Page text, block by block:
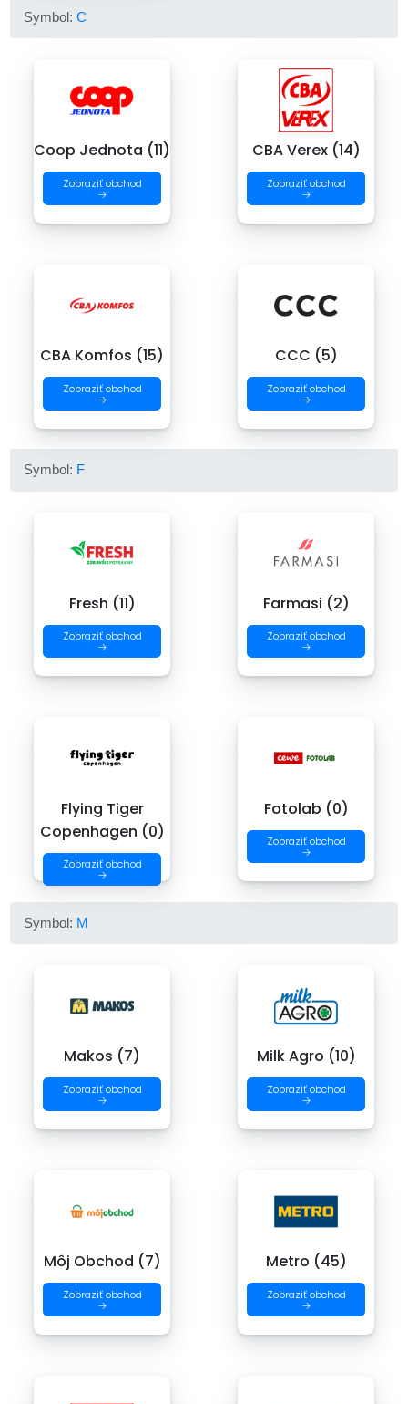
Symbol:C
Coop Jednota (11)
Zobraziť obchod
→
CBA Verex (14)
Zobraziť obchod
→
CBA Komfos (15)
Zobraziť obchod
→
CCC (5)
Zobraziť obchod
→
Symbol: F
Fresh (11)
Zobraziť obchod
→
Farmasi (2)
Zobraziť obchod
→
Flying Tiger
Copenhagen (0)
Zobraziť obchod
→
Fotolab (0)
Zobraziť obchod
→
Symbol: M
Makos (7)
Zobraziť obchod
→
Milk Agro (10)
Zobraziť obchod
→
Môj Obchod (7)
Zobraziť obchod
→
Metro (45)
Zobraziť obchod
→